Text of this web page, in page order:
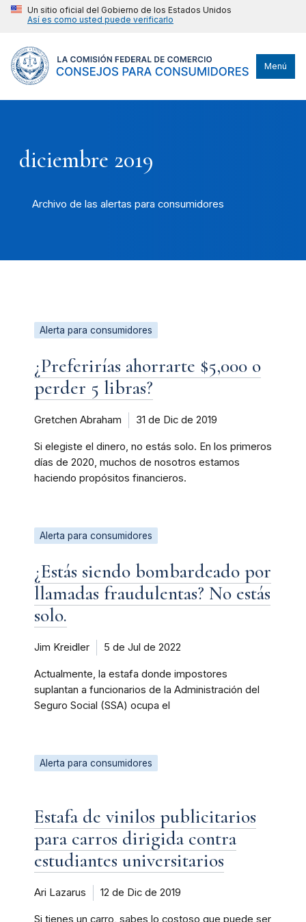
Un sitio oficial del Gobierno de los Estados Unidos
Así es como usted puede verificarlo
Menú
diciembre 2019
Archivo de las alertas para consumidores
Alerta para consumidores
¿Preferirías ahorrarte $5,000 o
perder 5 libras?
Gretchen Abraham 31 de Dic de 2019
Si elegiste el dinero, no estás solo. En los primeros
días de 2020, muchos de nosotros estamos
haciendo propósitos financieros.
Alerta para consumidores
¿Estás siendo bombardeado por
llamadas fraudulentas? No estás
solo.
Jim Kreidler 5 de Jul de 2022
Actualmente, la estafa donde impostores
suplantan a funcionarios de la Administración del
Seguro Social (SSA) ocupa el
Alerta para consumidores
Estafa de vinilos publicitarios
para carros dirigida contra
estudiantes universitarios
Ari Lazarus 12 de Dic de 2019
Si tienes un carro, sabes lo costoso que puede ser